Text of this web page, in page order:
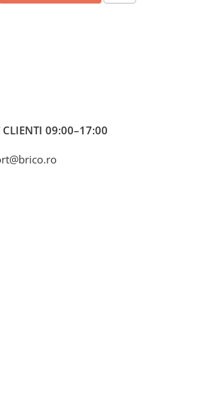
CLIENTI 09:00–17:00